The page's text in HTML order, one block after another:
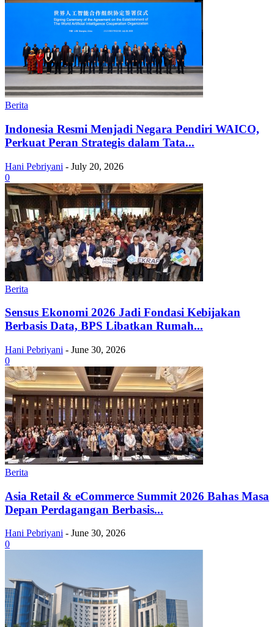
Berita
Indonesia Resmi Menjadi Negara Pendiri WAICO,
Perkuat Peran Strategis dalam Tata...
Hani Pebriyani - July 20, 2026
0
Berita
Sensus Ekonomi 2026 Jadi Fondasi Kebijakan
Berbasis Data, BPS Libatkan Rumah...
Hani Pebriyani - June 30, 2026
0
Berita
Asia Retail & eCommerce Summit 2026 Bahas Masa
Depan Perdagangan Berbasis...
Hani Pebriyani - June 30, 2026
0